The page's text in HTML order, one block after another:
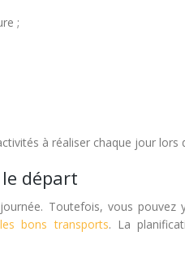
;
à réaliser chaque jour lors
départ
Toutefois, vous
bons transports. La